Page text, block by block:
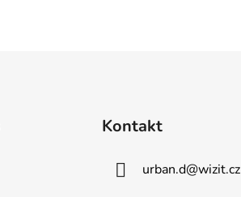
Kontakt
urban.d@wizit.cz